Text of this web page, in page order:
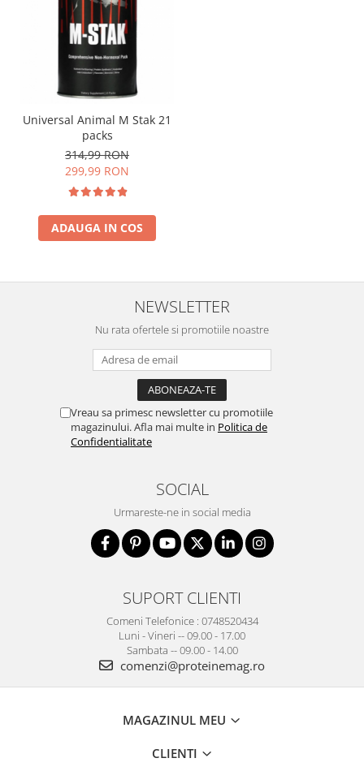
Universal Animal M Stak 21
packs
314,99 RON
299,99 RON
ADAUGA IN COS
NEWSLETTER
Nu rata ofertele si promotiile noastre
Vreau sa primesc newsletter cu promotiile
magazinului. Afla mai multe in Politica de
Confidentialitate
SOCIAL
Urmareste-ne in social media
SUPORT CLIENTI
Comeni Telefonice : 0748520434
Luni - Vineri -- 09.00 - 17.00
Sambata -- 09.00 - 14.00
comenzi@proteinemag.ro
MAGAZINUL MEU
CLIENTI